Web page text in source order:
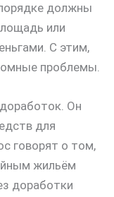
должны
или
С этим,
проблемы.
Он
для
говорят о том,
жильём
доработки